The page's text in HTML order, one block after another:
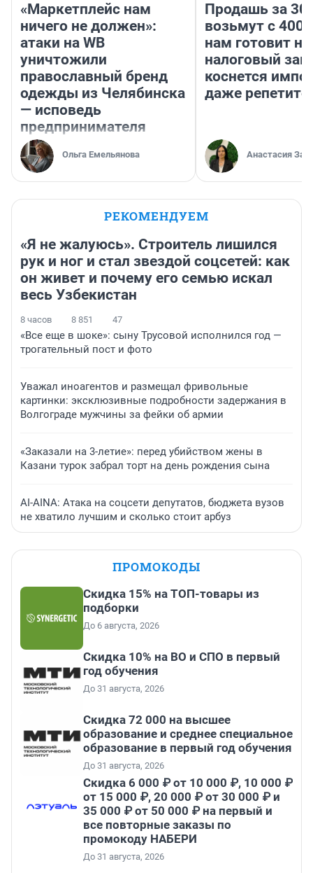
«Маркетплейс нам
ничего не должен»:
атаки на WB
уничтожили
православный бренд
одежды из Челябинска
— исповедь
предпринимателя
Ольга Емельянова
Продашь за
возьмут с
нам готовит
налоговый
коснется
даже
Анастасия
РЕКОМЕНДУЕМ
«Я не жалуюсь». Строитель лишился
рук и ног и стал звездой соцсетей: как
он живет и почему его семью искал
весь Узбекистан
8 часов 8 851 47
«Все еще в шоке»: сыну Трусовой исполнился год —
трогательный пост и фото
Уважал иноагентов и размещал фривольные
картинки: эксклюзивные подробности задержания в
Волгограде мужчины за фейки об армии
«Заказали на 3-летие»: перед убийством жены в
Казани турок забрал торт на день рождения сына
AI-AINA: Атака на соцсети депутатов, бюджета вузов
не хватило лучшим и сколько стоит арбуз
ПРОМОКОДЫ
Скидка 15% на ТОП-товары из
подборки
До 6 августа, 2026
Скидка 10% на ВО и СПО в первый
год обучения
До 31 августа, 2026
Скидка 72 000 на высшее
образование и среднее специальное
образование в первый год обучения
До 31 августа, 2026
Скидка 6 000 ₽ от 10 000 ₽, 10 000 ₽
от 15 000 ₽, 20 000 ₽ от 30 000 ₽ и
35 000 ₽ от 50 000 ₽ на первый и
все повторные заказы по
промокоду НАБЕРИ
До 31 августа, 2026